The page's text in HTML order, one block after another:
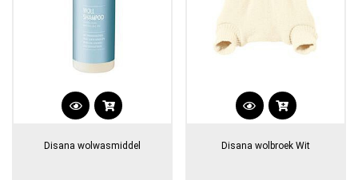
Disana wolwasmiddel
Dit
heeft
Disana wolbroek Wit